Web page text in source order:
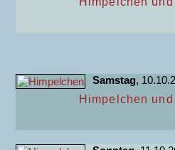
Samstag,
Himpelchen